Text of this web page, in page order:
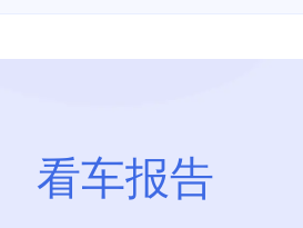
看车报告